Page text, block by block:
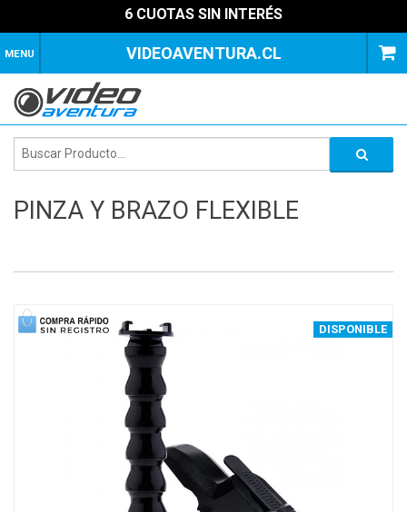
6 CUOTAS SIN INTERÉS
MENU VIDEOAVENTURA.CL
PINZA Y BRAZO FLEXIBLE
DISPONIBLE
1 of 3